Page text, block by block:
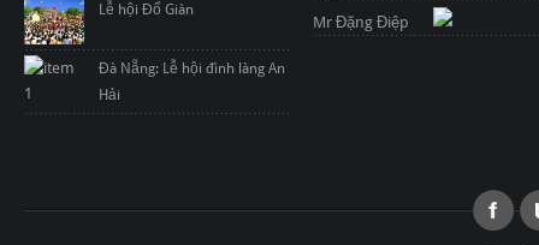
Lễ hội Đổ Giàn
Đà Nẵng: Lễ hội đình làng An
Hải
Mr Đặng Điệp